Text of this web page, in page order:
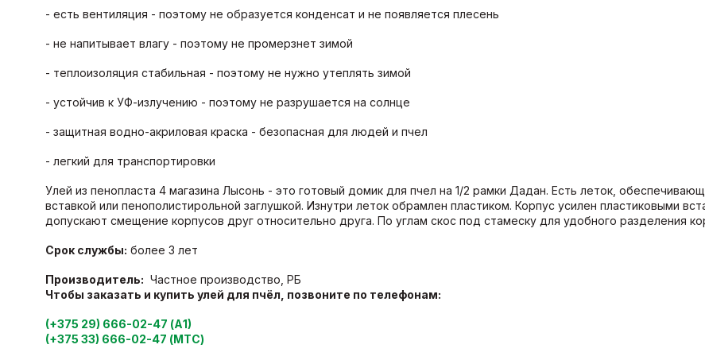
- есть вентиляция - поэтому не образуется конденсат и не появляется плесень
- не напитывает влагу - поэтому не промерзнет зимой
- теплоизоляция стабильная - поэтому не нужно утеплять зимой
- устойчив к УФ-излучению - поэтому не разрушается на солнце
- защитная водно-акриловая краска - безопасная для людей и пчел
- легкий для транспортировки
Улей из пенопласта 4 магазина Лысонь - это готовый домик для пчел на 1/2 рамки Дадан. Есть леток,
вставкой или пенополистирольной заглушкой. Изнутри леток обрамлен пластиком. Корпус усилен пластиковыми
допускают смещение корпусов друг относительно друга. По углам скос под стамеску для удобного разделения
Срок службы: более 3 лет
Производитель: Частное производство, РБ
Чтобы заказать и купить улей для пчёл, позвоните по телефонам:
(+375 29) 666-02-47 (А1)
(+375 33) 666-02-47 (МТС)